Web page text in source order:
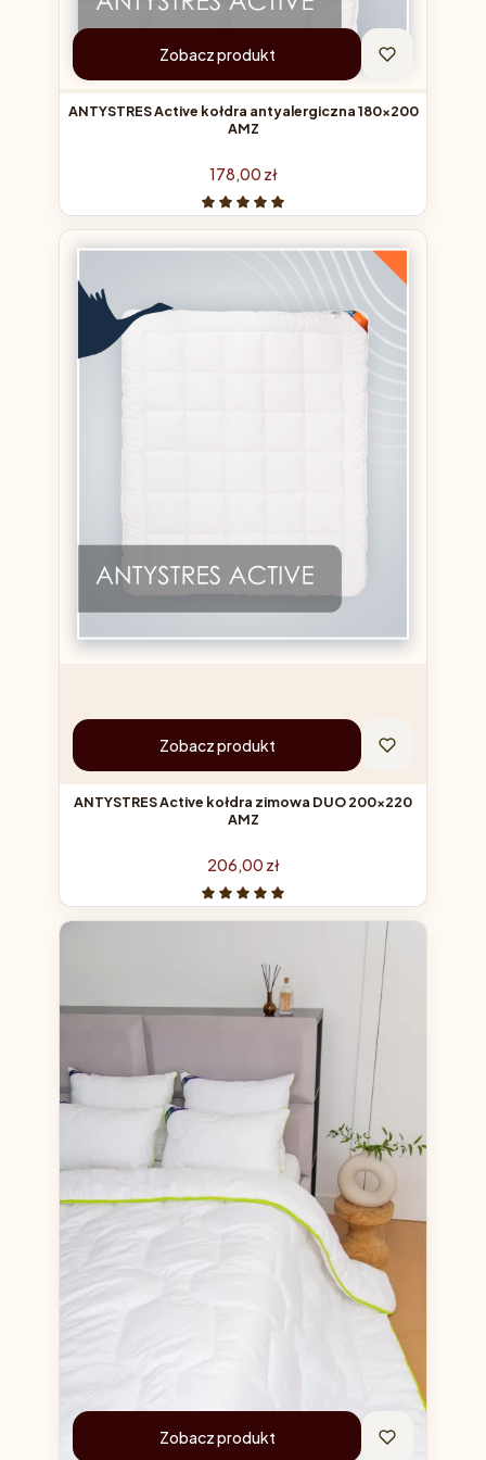
Zobacz produkt
ANTYSTRES Active kołdra antyalergiczna 180x200
AMZ
Cena
178,00 zł
Zobacz produkt
ANTYSTRES Active kołdra zimowa DUO 200x220
AMZ
Cena
206,00 zł
Zobacz produkt